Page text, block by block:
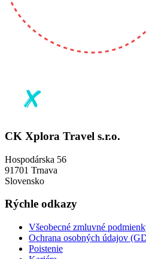
CK Xplora Travel s.r.o.
Hospodárska 56
91701 Trnava
Slovensko
Rýchle odkazy
Všeobecné zmluvné
Ochrana osobných údajov
Poistenie